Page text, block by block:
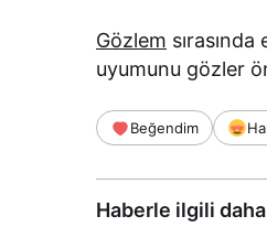
Gözlem
uyumunu gözler
Beğendim
Haberle ilgili daha